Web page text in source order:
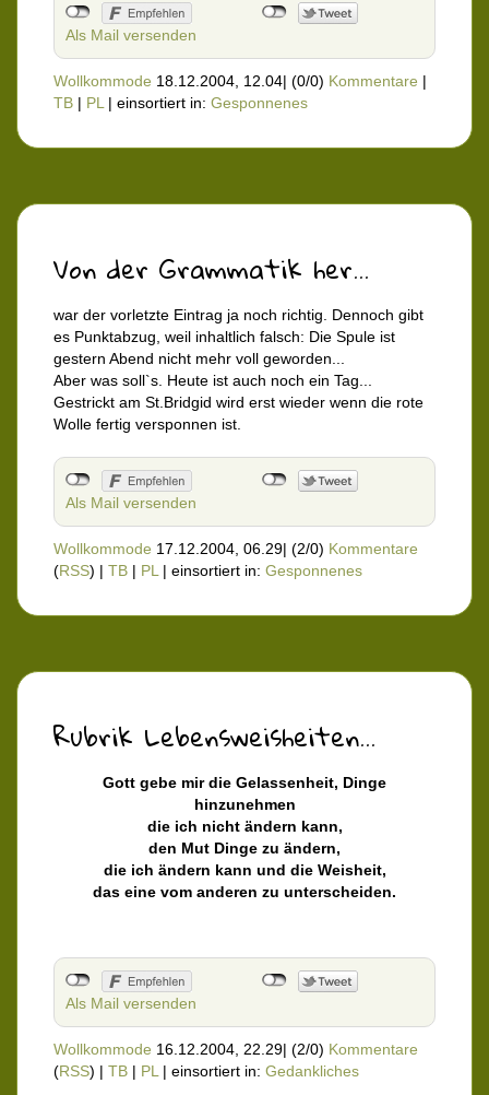
Als Mail versenden
Wollkommode 18.12.2004, 12.04| (0/0) Kommentare |
TB | PL | einsortiert in: Gesponnenes
Von der Grammatik her...
war der vorletzte Eintrag ja noch richtig. Dennoch gibt
es Punktabzug, weil inhaltlich falsch: Die Spule ist
gestern Abend nicht mehr voll geworden...
Aber was soll`s. Heute ist auch noch ein Tag...
Gestrickt am St.Bridgid wird erst wieder wenn die rote
Wolle fertig versponnen ist.
Als Mail versenden
Wollkommode 17.12.2004, 06.29| (2/0) Kommentare
(RSS) | TB | PL | einsortiert in: Gesponnenes
Rubrik Lebensweisheiten...
Gott gebe mir die Gelassenheit, Dinge
hinzunehmen
die ich nicht ändern kann,
den Mut Dinge zu ändern,
die ich ändern kann und die Weisheit,
das eine vom anderen zu unterscheiden.
Als Mail versenden
Wollkommode 16.12.2004, 22.29| (2/0) Kommentare
(RSS) | TB | PL | einsortiert in: Gedankliches